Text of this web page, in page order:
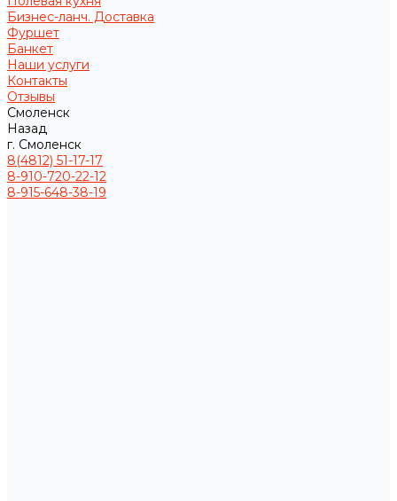
Бизнес-ланч. Доставка
Фуршет
Банкет
Наши услуги
Контакты
Отзывы
Смоленск
Назад
г. Смоленск
8(4812) 51-17-17
8-910-720-22-12
8-915-648-38-19